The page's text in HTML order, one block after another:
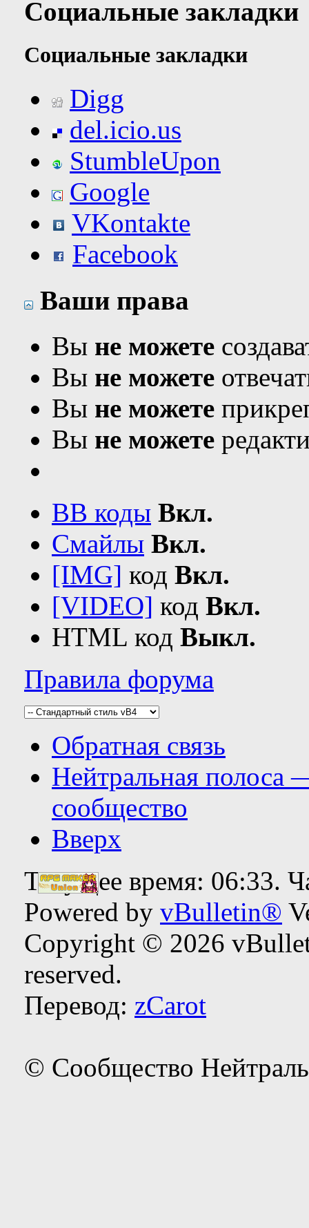
Социальные закладки
Социальные закладки
Digg
del.icio.us
StumbleUpon
Google
VKontakte
Facebook
Ваши права
Вы не можете
Вы не можете
Вы не можете
Вы не можете
BB коды Вкл.
Смайлы Вкл.
[IMG] код Вкл.
[VIDEO] код Вкл.
HTML код Выкл.
Правила форума
Обратная связь
Нейтральная полоса
сообщество
Вверх
Текущее время: 06:33.
Powered by vBulletin®
Copyright © 2026
reserved.
Перевод: zCarot
© Сообщество